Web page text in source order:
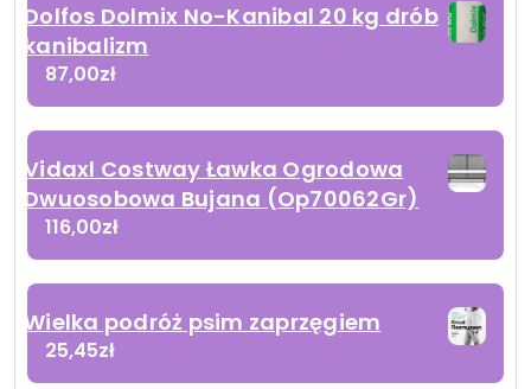
Dolfos Dolmix No-Kanibal 20 kg drób
kanibalizm
87,00zł
Vidaxl Costway Ławka Ogrodowa
Dwuosobowa Bujana (Op70062Gr)
116,00zł
Wielka podróż psim zaprzęgiem
25,45zł